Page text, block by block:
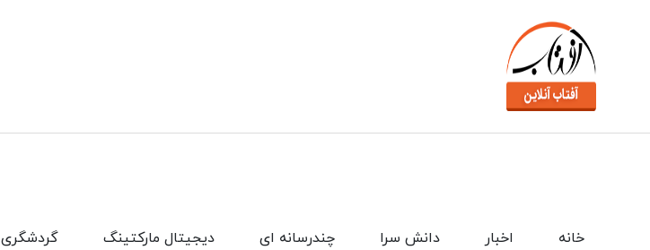
گردشگری دیجیتال مارکتینگ چندرسانه ای دانش سرا اخبار خانه